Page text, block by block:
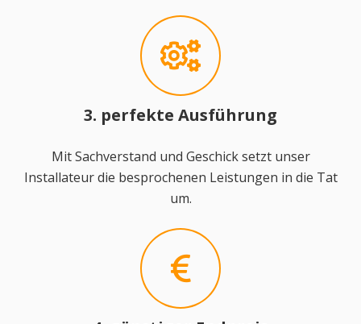
3. perfekte Ausführung
Mit Sachverstand und Geschick setzt unser
Installateur die besprochenen Leistungen in die Tat
um.